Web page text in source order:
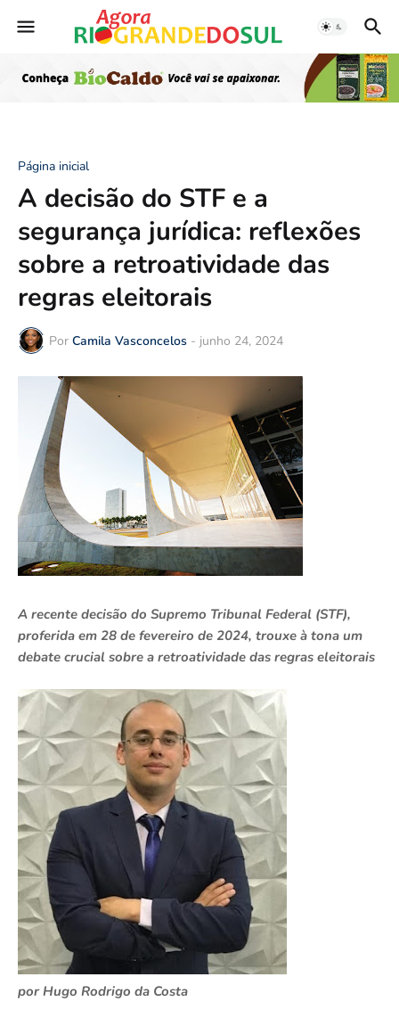
Página inicial
A decisão do STF e a
segurança jurídica: reflexões
sobre a retroatividade das
regras eleitorais
Por Camila Vasconcelos - junho 24, 2024
A recente decisão do Supremo Tribunal Federal (STF),
proferida em 28 de fevereiro de 2024, trouxe à tona um
debate crucial sobre a retroatividade das regras eleitorais
por Hugo Rodrigo da Costa